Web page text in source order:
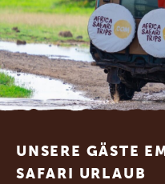
UNSERE GÄSTE
SAFARI URLAUB